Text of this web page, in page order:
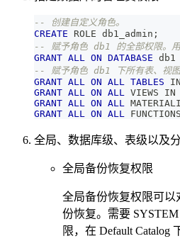
-- 创建自定义角色。
CREATE ROLE db1_admin ;
-- 赋予角色 db1 的全部权限。用
GRANT ALL ON DATABASE db1
-- 赋予角色 db1 下所有表、视图
GRANT ALL ON ALL TABLES IN
GRANT ALL ON ALL VIEWS IN
GRANT ALL ON ALL
GRANT ALL ON ALL
全局、数据库级、表级以及
全局备份恢复权限
全局备份恢复权限可
份恢复。需要
限，在 Default Catalog